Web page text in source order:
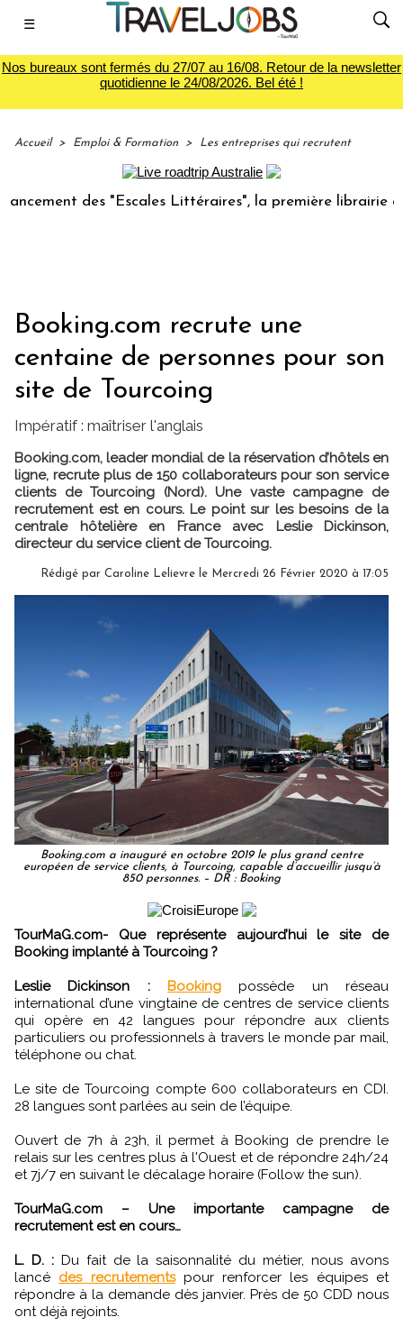
☰
Nos bureaux sont fermés du 27/07 au 16/08. Retour de la newsletter
quotidienne le 24/08/2026. Bel été !
Accueil > Emploi & Formation > Les entreprises qui recrutent
des "Escales Littéraires", la première librairie du voyage
Booking.com recrute une
centaine de personnes pour son
site de Tourcoing
Impératif : maîtriser l'anglais
Booking.com, leader mondial de la réservation d’hôtels en
ligne, recrute plus de 150 collaborateurs pour son service
clients de Tourcoing (Nord). Une vaste campagne de
recrutement est en cours. Le point sur les besoins de la
centrale hôtelière en France avec Leslie Dickinson,
directeur du service client de Tourcoing.
Rédigé par Caroline Lelievre le Mercredi 26 Février 2020 à 17:05
Booking.com a inauguré en octobre 2019 le plus grand centre
européen de service clients, à Tourcoing, capable d’accueillir jusqu’à
850 personnes. – DR : Booking
TourMaG.com- Que représente aujourd’hui le site de
Booking implanté à Tourcoing ?
Leslie Dickinson : Booking possède un réseau
international d’une vingtaine de centres de service clients
qui opère en 42 langues pour répondre aux clients
particuliers ou professionnels à travers le monde par mail,
téléphone ou chat.
Le site de Tourcoing compte 600 collaborateurs en CDI.
28 langues sont parlées au sein de l’équipe.
Ouvert de 7h à 23h, il permet à Booking de prendre le
relais sur les centres plus à l'Ouest et de répondre 24h/24
et 7j/7 en suivant le décalage horaire (Follow the sun).
TourMaG.com – Une importante campagne de
recrutement est en cours…
L. D. : Du fait de la saisonnalité du métier, nous avons
lancé des recrutementspour renforcer les équipes et
répondre à la demande dès janvier. Près de 50 CDD nous
ont déjà rejoints.